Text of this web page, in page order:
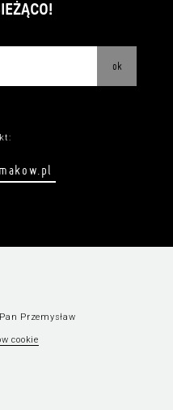
ok
Pan Przemysław
cookie